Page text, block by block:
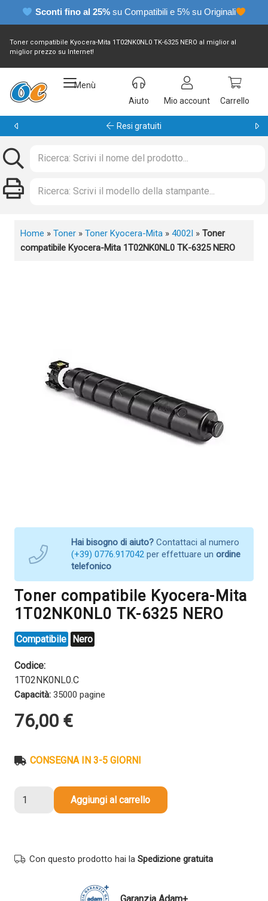
Sconti fino al 25% su Compatibili e 5% su Originali
Toner compatibile Kyocera-Mita 1T02NK0NL0 TK-6325 NERO al miglior al
miglior prezzo su Internet!
Menù
Aiuto
Mio account Carrello
Garanzia 24 mesi
Home » Toner » Toner Kyocera-Mita » 4002I » Toner
compatibile Kyocera-Mita 1T02NK0NL0 TK-6325 NERO
Hai bisogno di aiuto? Contattaci al numero
(+39) 0776.917042 per effettuare un ordine
telefonico
Toner compatibile Kyocera-Mita
1T02NK0NL0 TK-6325 NERO
Compatibile Nero
Codice:
1T02NK0NL0.C
Capacità: 35000 pagine
76,00 €
CONSEGNA IN 3-5 GIORNI
compatibile
TK-
Aggiungi al carrello
Con questo prodotto hai la Spedizione gratuita
Garanzia Adam+